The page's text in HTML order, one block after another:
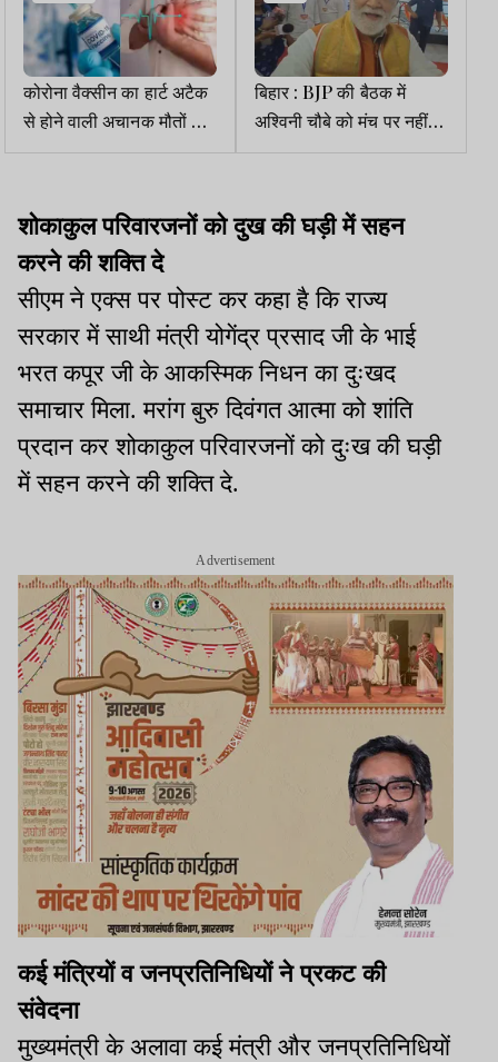
कोरोना वैक्सीन का हार्ट अटैक
से होने वाली अचानक मौतों से
कोई संबंध नहीं : स्वास्थ्य
बिहार : BJP की बैठक में
अश्विनी चौबे को मंच पर नहीं
मिली कुर्सी, बीच कार्यक्रम से
शोकाकुल परिवारजनों को दुख की घड़ी में सहन
करने की शक्ति दे
सीएम ने एक्स पर पोस्ट कर कहा है कि राज्य
सरकार में साथी मंत्री योगेंद्र प्रसाद जी के भाई
भरत कपूर जी के आकस्मिक निधन का दुःखद
समाचार मिला. मरांग बुरु दिवंगत आत्मा को शांति
प्रदान कर शोकाकुल परिवारजनों को दुःख की घड़ी
में सहन करने की शक्ति दे.
Advertisement
कई मंत्रियों व जनप्रतिनिधियों ने प्रकट की
संवेदना
मुख्यमंत्री के अलावा कई मंत्री और जनप्रतिनिधियों